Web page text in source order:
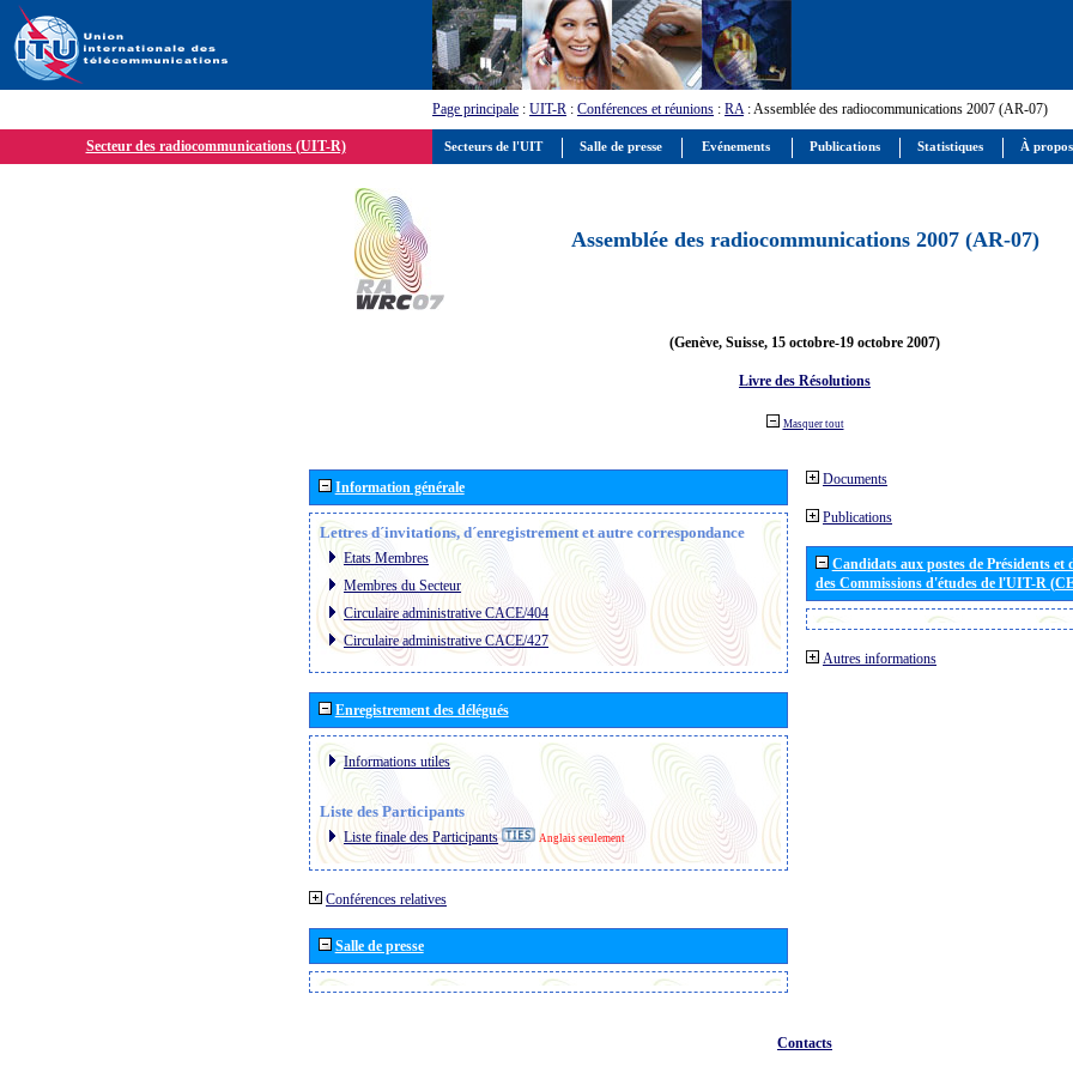
Page principale : UIT-R : Conférences et réunions : RA: Assemblée des radiocommunications 2007 (AR-07)
Secteur des radiocommunications (UIT-R)
Assemblée des radiocommunications 2007 (AR-07)
(Genève, Suisse, 15 octobre-19 octobre 2007)
Livre des Résolutions
Masquer tout
Information générale
Lettres d´invitations, d´enregistrement et autre correspondance
Etats Membres
Membres du Secteur
Circulaire administrative CACE/404
Circulaire administrative CACE/427
Enregistrement des délégués
Informations utiles
Liste des Participants
Liste finale des Participants Anglais seulement
Conférences relatives
Salle de presse
Documents
Publications
Candidats aux postes de Présidents et
des Commissions d'études de l'UIT-R
Autres informations
Contacts
Secteurs de l'UIT Salle de presse Evénements Publications Statistiques À